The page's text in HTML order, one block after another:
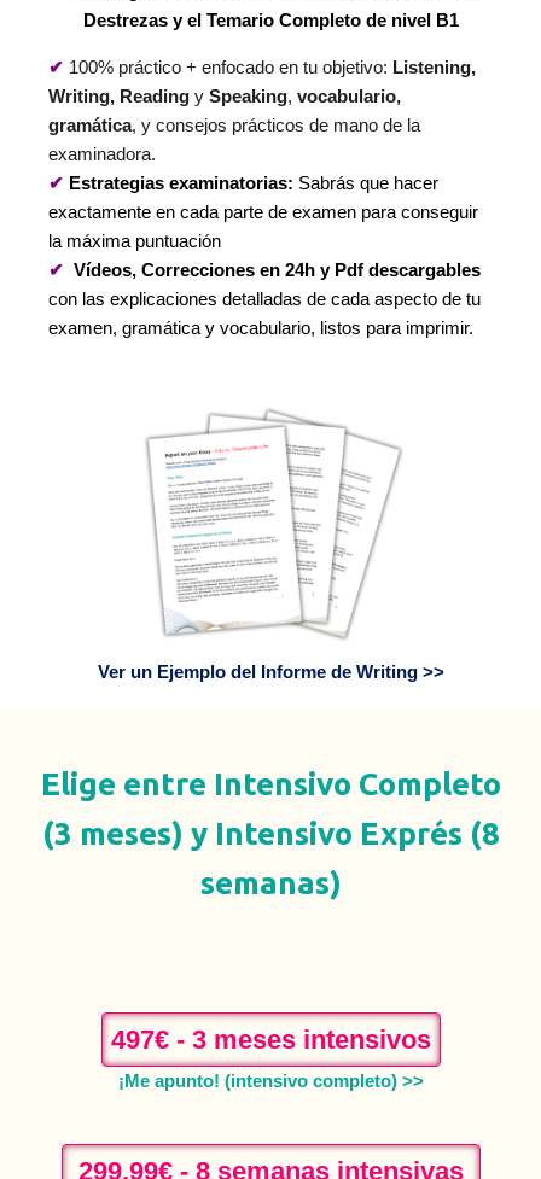
Destrezas y el Temario Completo de nivel B1
✔ 100% práctico + enfocado en tu objetivo: Listening,
Writing, Reading y Speaking, vocabulario,
gramática, y consejos prácticos de mano de la
examinadora.
✔ Estrategias examinatorias: Sabrás que hacer
exactamente en cada parte de examen para conseguir
la máxima puntuación
✔ Vídeos, Correcciones en 24h y Pdf descargables
con las explicaciones detalladas de cada aspecto de tu
examen, gramática y vocabulario, listos para imprimir.
Ver un Ejemplo del Informe de Writing >>
Elige entre Intensivo Completo
(3 meses) y Intensivo Exprés (8
semanas)
497€ - 3 meses intensivos
¡Me apunto! (intensivo completo) >>
299,99€ - 8 semanas intensivas